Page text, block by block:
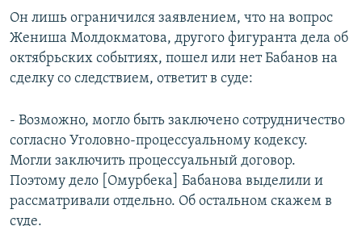
Он лишь ограничился заявлением, что на вопрос
Жениша Молдокматова, другого фигуранта дела об
октябрьских событиях, пошел или нет Бабанов на
сделку со следствием, ответит в суде:
- Возможно, могло быть заключено сотрудничество
согласно Уголовно-процессуальному кодексу.
Могли заключить процессуальный договор.
Поэтому дело [Омурбека] Бабанова выделили и
рассматривали отдельно. Об остальном скажем в
суде.